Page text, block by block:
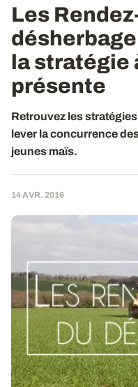
Les
la stratégie
présente
Retrouvez les
lever la concurrence
jeunes maïs.
14 AVR. 2016